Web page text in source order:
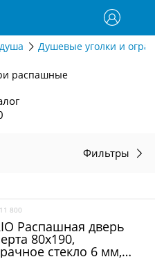
Душевые уголки и
распашные
Фильтры
800
Распашная дверь
80х190,
стекло 6 мм,